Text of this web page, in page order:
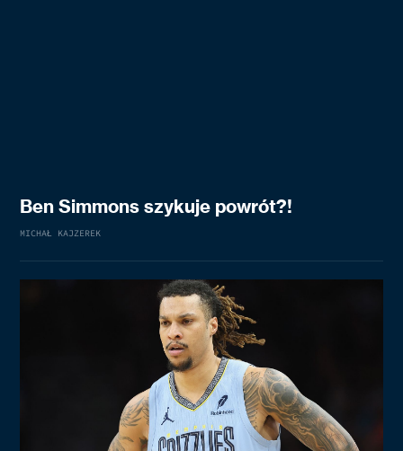
Ben Simmons szykuje powrót?!
MICHAŁ KAJZEREK